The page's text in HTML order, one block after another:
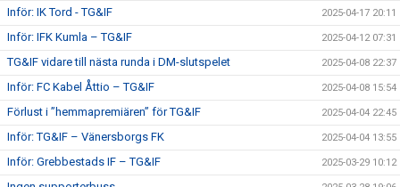
Inför: IK Tord - TG&IF 2025-04-17 20:11
Inför: IFK Kumla – TG&IF 2025-04-12 07:31
TG&IF vidare till nästa runda i DM-slutspelet 2025-04-08 22:37
Inför: FC Kabel Åttio – TG&IF 2025-04-08 15:54
Förlust i ”hemmapremiären” för TG&IF 2025-04-04 22:45
Inför: TG&IF – Vänersborgs FK 2025-04-04 13:55
Inför: Grebbestads IF – TG&IF 2025-03-29 10:12